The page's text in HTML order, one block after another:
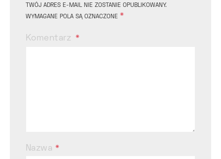
TWÓJ ADRES E-MAIL NIE ZOSTANIE OPUBLIKOWANY.
WYMAGANE POLA SĄ OZNACZONE *
Komentarz
Nazwa *